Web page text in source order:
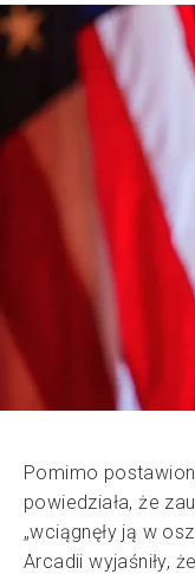
Pomimo
powiedziała, że
„wciągnęły ją w
Arcadii wyjaśniły,